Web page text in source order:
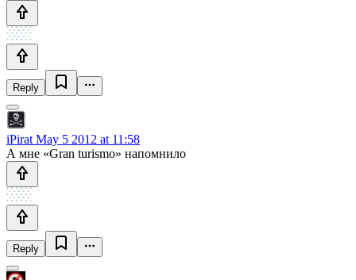
Reply
iPirat May 5 2012 at 11:58
А мне «Gran turismo» напомнило
Reply